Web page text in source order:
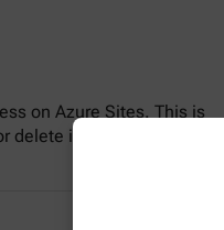
on Azure Sites. This is
delete it, then start writing!